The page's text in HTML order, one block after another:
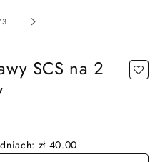
3
SCS na 2
zł 40.00